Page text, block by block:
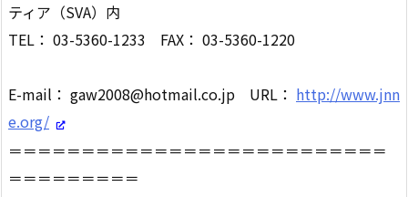
ティア（SVA）内
TEL： 03-5360-1233 FAX： 03-5360-1220
E-mail： gaw2008@hotmail.co.jp URL： http://www.jnn
e.org/
＝＝＝＝＝＝＝＝＝＝＝＝＝＝＝＝＝＝＝＝＝＝＝＝＝＝
＝＝＝＝＝＝＝＝＝